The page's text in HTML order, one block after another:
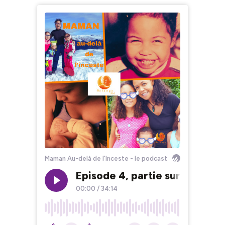
Maman Au-delà de l'Inceste - le podcast
Episode 4, partie sur 3 :
00:00 / 34:14